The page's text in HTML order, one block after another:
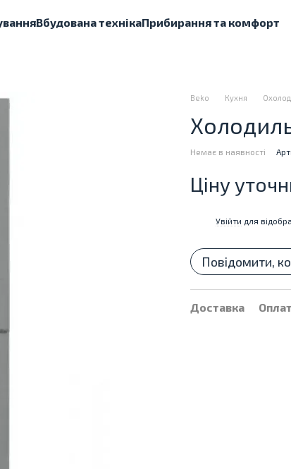
Вбудована технікаПрибирання та комфорт
Beko Кухня
Немає в наявності
Ціну
Увійти для
Повідомити,
Доставка